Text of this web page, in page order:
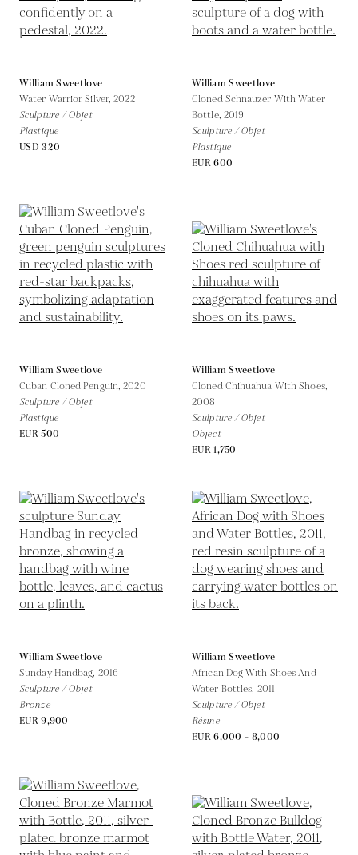
William Sweetlove
Water Warrior Silver,2022
Sculpture / Objet
Plastique
USD 320
William Sweetlove
Cloned Schnauzer With Water
Bottle, 2019
Sculpture / Objet
Plastique
EUR 600
William Sweetlove
Cuban Cloned Penguin,2020
Sculpture / Objet
Plastique
EUR 500
William Sweetlove
Cloned Chihuahua With Shoes,
2008
Sculpture / Objet
Object
EUR 1,750
William Sweetlove
Sunday Handbag, 2016
Sculpture / Objet
Bronze
EUR 9,900
William Sweetlove
African Dog With Shoes And
Water Bottles, 2011
Sculpture / Objet
Résine
EUR 6,000 - 8,000